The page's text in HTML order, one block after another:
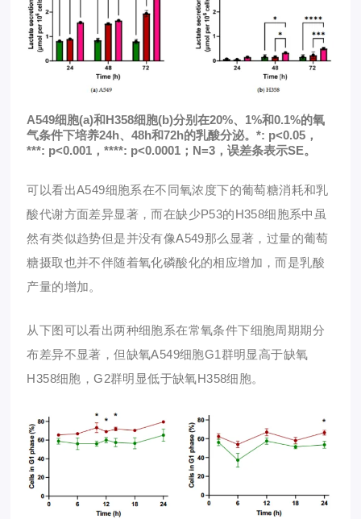
A549细胞(a)和H358细胞(b)分别在20%、1%和0.1%的氧
气条件下培养24h、48h和72h的乳酸分泌。*: p<0.05，
***: p<0.001，****: p<0.0001；N=3，误差条表示SE。
可以看出A549细胞系在不同氧浓度下的葡萄糖消耗和乳
酸代谢方面差异显著，而在缺少P53的H358细胞系中虽
然有类似趋势但是并没有像A549那么显著，过量的葡萄
糖摄取也并不伴随着氧化磷酸化的相应增加，而是乳酸
产量的增加。
从下图可以看出两种细胞系在常氧条件下细胞周期期分
布差异不显著，但缺氧A549细胞G1群明显高于缺氧
H358细胞，G2群明显低于缺氧H358细胞。